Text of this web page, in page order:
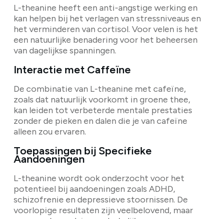
L-theanine heeft een anti-angstige werking en
kan helpen bij het verlagen van stressniveaus en
het verminderen van cortisol. Voor velen is het
een natuurlijke benadering voor het beheersen
van dagelijkse spanningen.
Interactie met Caffeïne
De combinatie van L-theanine met cafeïne,
zoals dat natuurlijk voorkomt in groene thee,
kan leiden tot verbeterde mentale prestaties
zonder de pieken en dalen die je van cafeïne
alleen zou ervaren.
Toepassingen bij Specifieke
Aandoeningen
L-theanine wordt ook onderzocht voor het
potentieel bij aandoeningen zoals ADHD,
schizofrenie en depressieve stoornissen. De
voorlopige resultaten zijn veelbelovend, maar